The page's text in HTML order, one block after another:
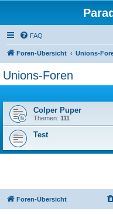
FAQ
Foren-Übersicht Unions-
Unions-Foren
Colper Puper
Themen: 111
Test
Foren-Übersicht